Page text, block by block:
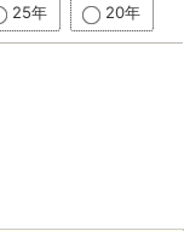
25年 20年